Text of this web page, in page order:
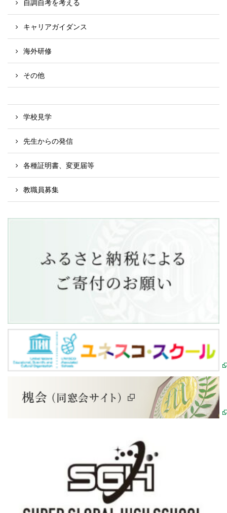
自調自考を考える
キャリアガイダンス
海外研修
その他
学校見学
先生からの発信
各種証明書、変更届等
教職員募集